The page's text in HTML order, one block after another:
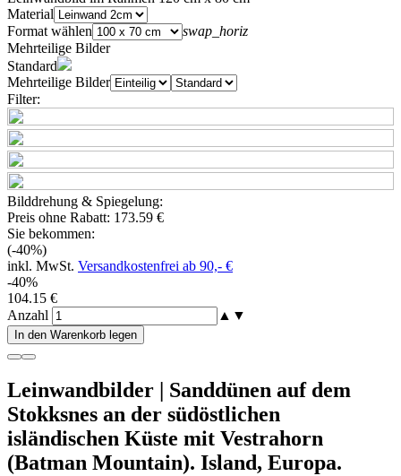
Material
Format wählen
swap_horiz
Mehrteilige Bilder
Standard
Mehrteilige Bilder
Filter:
Bilddrehung & Spiegelung:
Preis ohne Rabatt: 173.59 €
Sie bekommen:
(-40%)
inkl. MwSt. Versandkostenfrei ab 90,- €
-40%
104.15 €
Anzahl
▲ ▼
In den Warenkorb legen
Leinwandbilder | Sanddünen auf dem
Stokksnes an der südöstlichen
isländischen Küste mit Vestrahorn
(Batman Mountain). Island, Europa.